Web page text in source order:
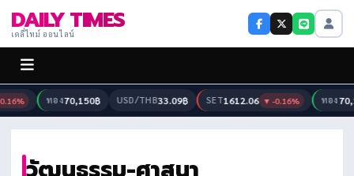
DAILY TIMES
เดลี่ไทม์ ออนไลน์
ทอง70,150฿ USD/THB33.09฿ SET1612.06 ▼ -0.16% ทอง